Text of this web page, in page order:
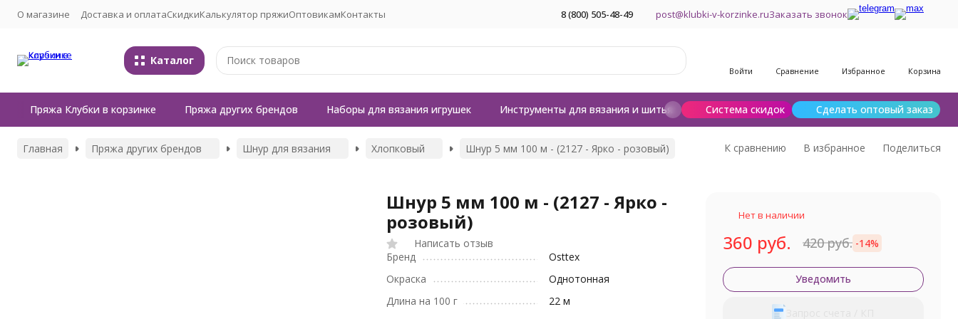
О магазине Доставка и оплатаСкидкиКалькулятор пряжиОптовикамКонтакты 8 (800) 505-48-49 post@klubki-v-korzinke.ruЗаказать звонок
Каталог
Войти Сравнение Избранное Корзина
Система скидок Сделать оптовый заказ
Пряжа Клубки в корзинке Пряжа других брендов Наборы для вязания игрушек Инструменты для вязания и шитья Шерсть для валяния
Главная Пряжа других брендов Шнур для вязания Хлопковый Шнур 5 мм 100 м - (2127 - Ярко - розовый) К сравнению В избранное Поделиться
Шнур 5 мм 100 м - (2127 - Ярко -
розовый)
Написать отзыв
Бренд
Osttex
Окраска
Однотонная
Длина на 100 г
22 м
Нет в наличии
360 руб. 420 руб. -14%
Уведомить